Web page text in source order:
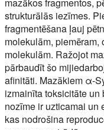
strukturālās iezīmes.
fragmentēšana ļauj
molekulām,
molekulām. Ražojot
pārbaudīt šo
afinitāti. Mazākiem α-
izmainīta toksicitāte
nozīme ir uzticamai un
kas nodrošina